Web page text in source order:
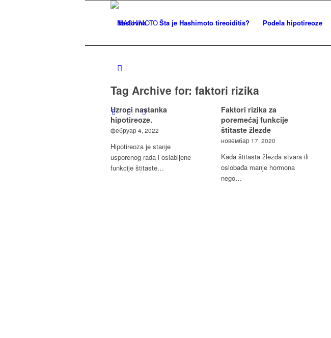
Naslovna Šta je Hashimoto tireoiditis? Podela hipotireoze
Tag Archive for: faktori rizika
Uzroci nastanka
hipotireoze.
фебруар 4, 2022
Hipotireoza je stanje
usporenog rada i oslabljene
funkcije štitaste…
Faktori rizika za
poremećaj funkcije
štitaste žlezde
новембар 17, 2020
Kada štitasta žlezda stvara ili
oslobađa manje hormona
nego…